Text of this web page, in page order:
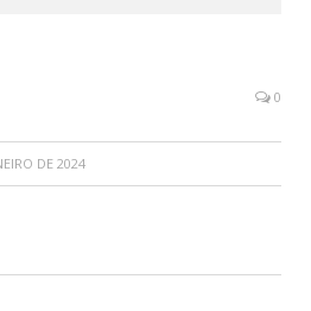
0
DE 2024